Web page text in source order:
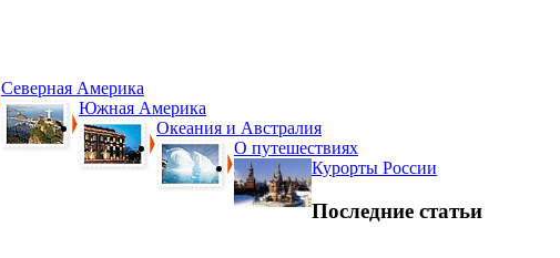
Северная Америка
Южная Америка
Океания и Австралия
О путешествиях
Курорты России
Последние статьи